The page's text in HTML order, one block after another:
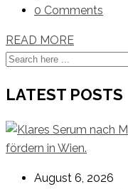
0 Comments
READ MORE
LATEST POSTS
August 6, 2026